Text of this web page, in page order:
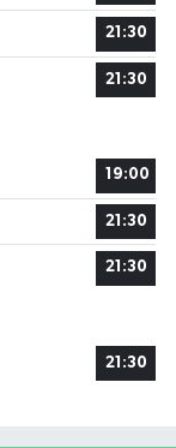
21:30
21:30
19:00
21:30
21:30
21:30